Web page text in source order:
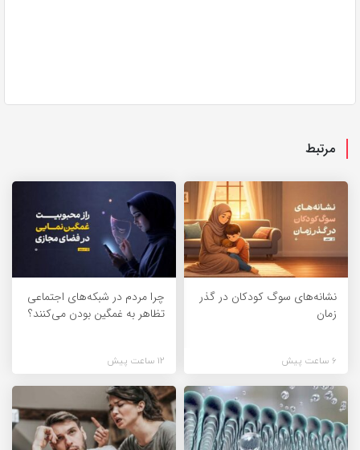
مرتبط
نشانه‌های سوگ کودکان در گذر
زمان
6 ساعت پیش
چرا مردم در شبکه‌های اجتماعی
تظاهر به غمگین بودن می‌کنند؟
12 ساعت پیش